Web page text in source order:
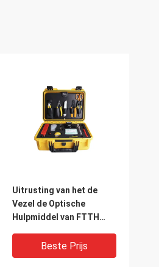
Uitrusting van het de
Vezel de Optische
Hulpmiddel van FTTH
Beste Prijs